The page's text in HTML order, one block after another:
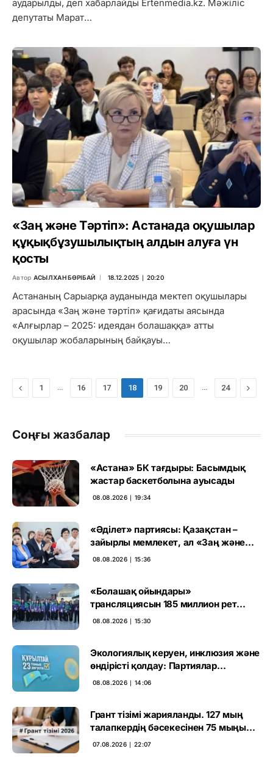
аударылды, деп хабарлайды Ertenmedia.kz. Мәжіліс
депутаты Марат…
«Заң және Тәртіп»: Астанада оқушылар
құқықбұзушылықтың алдын алуға үн
қосты
Автор АСЫЛХАН БӨРІБАЙ 18.12.2025 ∣ 20:20
Астананың Сарыарқа ауданында мектеп оқушылары
арасында «Заң және тәртіп» қағидаты аясында
«Алғырлар – 2025: идеядан болашаққа» атты
оқушылар жобаларының байқауы…
Previous
1 … 16 17 18 19 20 … 24 Next
Соңғы жазбалар
«Астана» БК тағдыры: Басымдық
жастар баскетболына ауысады
08.08.2026 ∣ 19:34
«Әділет» партиясы: Қазақстан –
зайырлы мемлекет, ал «Заң және
тәртіп» қағидаты баршаға міндетті
08.08.2026 ∣ 15:36
«Болашақ ойындары»
трансляциясын 185 миллион рет
көрген
08.08.2026 ∣ 15:30
Экологиялық керуен, инклюзия және
өндірісті қолдау: Партиялар
өңірлерде қандай мәселе көтерді
08.08.2026 ∣ 14:06
Грант тізімі жарияланды. 127 мың
талапкердің бәсекесінен 75 мыңы
өтті
07.08.2026 ∣ 22:07